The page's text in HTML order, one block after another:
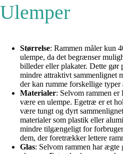
Ulemper
Størrelse: Rammen måler kun
ulempe, da det begrænser
billeder eller plakater. Dette
mindre attraktivt sammenlignet
der kan rumme forskellige
Materialer: Selvom rammen er
være en ulempe. Egetræ er et
være tungt og dyrt
materialer som plastik eller
mindre tilgængeligt for
dem, der foretrækker lettere
Glas: Selvom rammen har ægte